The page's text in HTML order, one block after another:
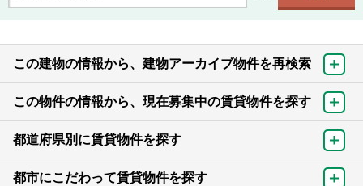
この建物の情報から、建物アーカイブ物件を再検索
この物件の情報から、現在募集中の賃貸物件を探す
都道府県別に賃貸物件を探す
都市にこだわって賃貸物件を探す